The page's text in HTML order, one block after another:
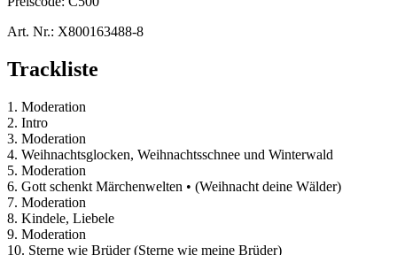
Art. Nr.: X800163488-8
Trackliste
1. Moderation
2. Intro
3. Moderation
4. Weihnachtsglocken, Weihnachtsschnee und Winterwald
5. Moderation
6. Gott schenkt Märchenwelten • (Weihnacht deine Wälder)
7. Moderation
8. Kindele, Liebele
9. Moderation
10. Sterne wie Brüder (Sterne wie meine Brüder)